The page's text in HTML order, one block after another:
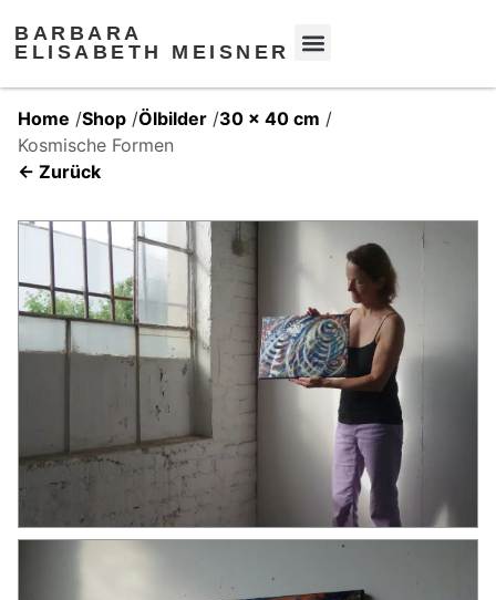
BARBARA
ELISABETH MEISNER
Home /Shop /Ölbilder /30 x 40 cm /
Kosmische Formen
← Zurück